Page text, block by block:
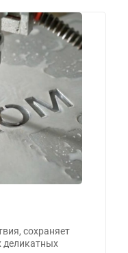
сохраняет
деликатных